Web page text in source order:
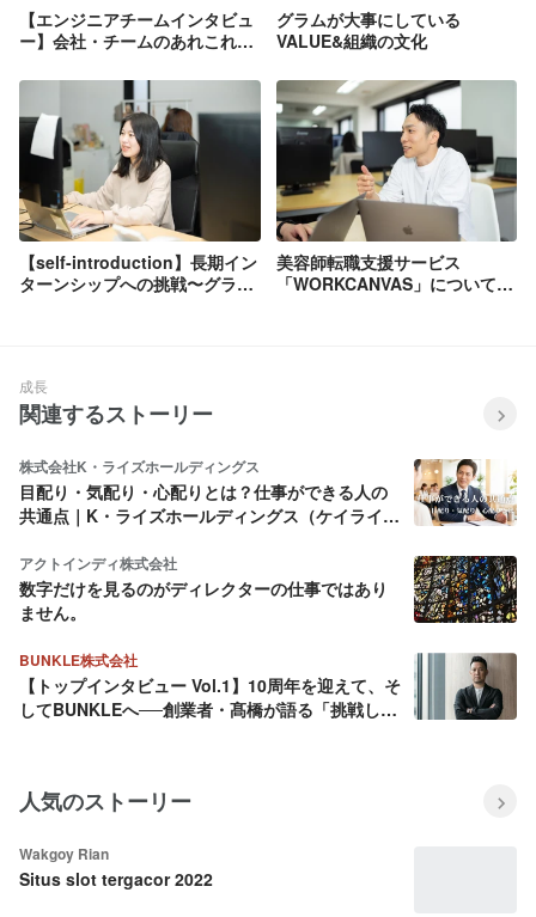
【エンジニアチームインタビュ
ー】会社・チームのあれこれ聞
グラムが大事にしている
VALUE&組織の文化
【self-introduction】長期イン
ターンシップへの挑戦〜グラム
美容師転職支援サービス
「WORKCANVAS」について、
成長
関連するストーリー
株式会社K・ライズホールディングス
目配り・気配り・心配りとは？仕事ができる人の
共通点｜K・ライズホールディングス（ケイライ
アクトインディ株式会社
数字だけを見るのがディレクターの仕事ではあり
ません。
BUNKLE株式会社
【トップインタビュー Vol.1】10周年を迎えて、そ
してBUNKLEへ──創業者・髙橋が語る「挑戦し続
人気のストーリー
Wakgoy Rian
Situs slot tergacor 2022